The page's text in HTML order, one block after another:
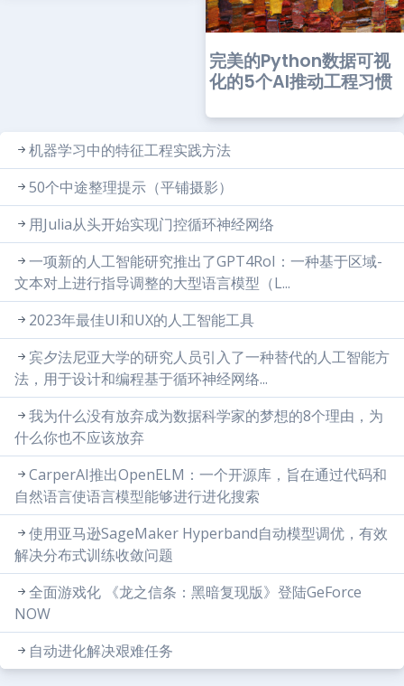
完美的Python数据可视
化的5个AI推动工程习惯
机器学习中的特征工程实践方法
50个中途整理提示（平铺摄影）
用Julia从头开始实现门控循环神经网络
一项新的人工智能研究推出了GPT4RoI：一种基于区域-
文本对上进行指导调整的大型语言模型（L...
2023年最佳UI和UX的人工智能工具
宾夕法尼亚大学的研究人员引入了一种替代的人工智能方
法，用于设计和编程基于循环神经网络...
我为什么没有放弃成为数据科学家的梦想的8个理由，为
什么你也不应该放弃
CarperAI推出OpenELM：一个开源库，旨在通过代码和
自然语言使语言模型能够进行进化搜索
使用亚马逊SageMaker Hyperband自动模型调优，有效
解决分布式训练收敛问题
全面游戏化 《龙之信条：黑暗复现版》登陆GeForce
NOW
自动进化解决艰难任务